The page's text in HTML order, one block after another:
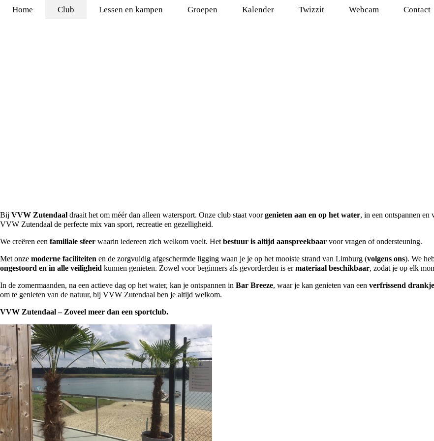
Home Club Lessen en kampen Groepen Kalender Twizzit Webcam Contact
Bij VVW Zutendaal draait het om méér dan alleen watersport. Onze club staat voorgenieten aan en op het water, in een ontspannen en
VVW Zutendaal de perfecte mix van sport, recreatie en gezelligheid.
We creëren een familiale sfeer waarin iedereen zich welkom voelt. Het bestuur is altijd aanspreekbaar voor vragen of ondersteuning.
Met onze moderne faciliteiten en de zorgvuldig afgeschermde ligging waan je je op het mooiste strand van Limburg (volgens ons). We
ongestoord en in alle veiligheid kunnen genieten. Zowel voor beginners als gevorderden is ermateriaal beschikbaar, zodat je op elk
In de zomermaanden, na een actieve dag op het water, kan je ontspannen in Bar Breeze, waar je kan genieten van een verfrissend
om te genieten van de natuur, bij VVW Zutendaal ben je altijd welkom.
VVW Zutendaal – Zoveel meer dan een sportclub.